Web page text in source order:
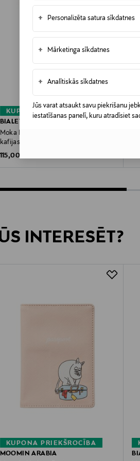
+ Personalizēta satura sīkdatnes
+ Mārketinga sīkdatnes
+ Analītiskās sīkdatnes
Jūs varat atsaukt savu piekrišanu
iestatīšanas panelī, kuru atradīsiet
KUPONA PRIEKŠROCĪBA
BIALETTI
Moka Express Dolce & Gabbana
kafijas kanna 3 tasītēm
Original Price
115,00 €
INTERESĒT?
KUPONA PRIEKŠROCĪBA
MOOMIN ARABIA